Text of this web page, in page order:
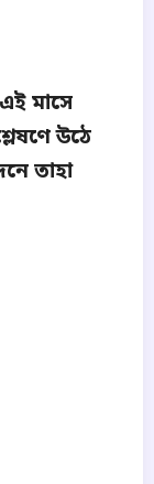
মাসে
উঠে
তাহা